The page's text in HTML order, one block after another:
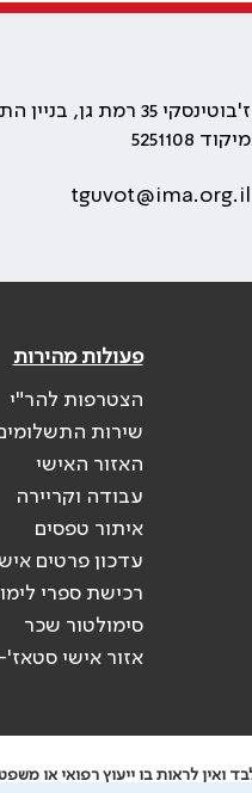
ז'בוטינסקי 35 רמת גן, בניין התאומים 2
מיקוד 5251108
tguvot@ima.org.il
פעולות מהירות
הצטרפות להר"י
שירות
האזור האישי
עבודה וקריירה
איתור טפסים
עדכון פרטים
רכישת ספרי
סימולטור שכר
אזור אישי
לראות בו ייעוץ רפואי או